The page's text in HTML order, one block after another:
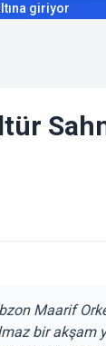
giriyor
Maarif
bir akşam